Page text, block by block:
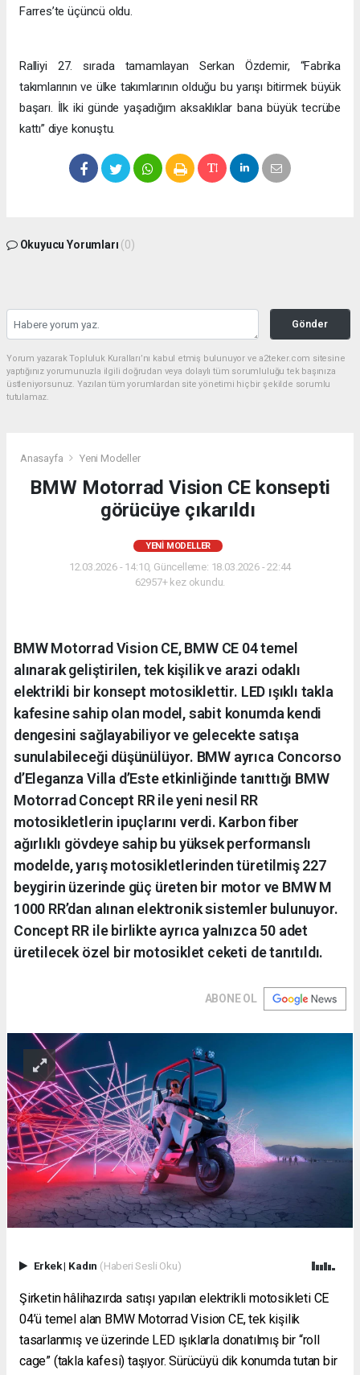
Farres’te üçüncü oldu.
Ralliyi 27. sırada tamamlayan Serkan Özdemir, “Fabrika
takımlarının ve ülke takımlarının olduğu bu yarışı bitirmek büyük
başarı. İlk iki günde yaşadığım aksaklıklar bana büyük tecrübe
kattı” diye konuştu.
Okuyucu Yorumları (0)
Gönder
Yorum yazarak Topluluk Kuralları’nı kabul etmiş bulunuyor ve a2teker.com sitesine
yaptığınız yorumunuzla ilgili doğrudan veya dolaylı tüm sorumluluğu tek başınıza
üstleniyorsunuz. Yazılan tüm yorumlardan site yönetimi hiçbir şekilde sorumlu
tutulamaz.
Anasayfa Yeni Modeller
BMW Motorrad Vision CE konsepti
görücüye çıkarıldı
YENI MODELLER
12.03.2026 - 14:10, Güncelleme: 18.03.2026 - 22:44
62957+ kez okundu.
BMW Motorrad Vision CE, BMW CE 04 temel
alınarak geliştirilen, tek kişilik ve arazi odaklı
elektrikli bir konsept motosiklettir. LED ışıklı takla
kafesine sahip olan model, sabit konumda kendi
dengesini sağlayabiliyor ve gelecekte satışa
sunulabileceği düşünülüyor. BMW ayrıca Concorso
d’Eleganza Villa d’Este etkinliğinde tanıttığı BMW
Motorrad Concept RR ile yeni nesil RR
motosikletlerin ipuçlarını verdi. Karbon fiber
ağırlıklı gövdeye sahip bu yüksek performanslı
modelde, yarış motosikletlerinden türetilmiş 227
beygirin üzerinde güç üreten bir motor ve BMW M
1000 RR’dan alınan elektronik sistemler bulunuyor.
Concept RR ile birlikte ayrıca yalnızca 50 adet
üretilecek özel bir motosiklet ceketi de tanıtıldı.
ABONE OL
Erkek| Kadın (Haberi Sesli Oku)
Şirketin hâlihazırda satışı yapılan elektrikli motosikleti CE
04’ü temel alan BMW Motorrad Vision CE, tek kişilik
tasarlanmış ve üzerinde LED ışıklarla donatılmış bir “roll
cage” (takla kafesi) taşıyor. Sürücüyü dik konumda tutan bir